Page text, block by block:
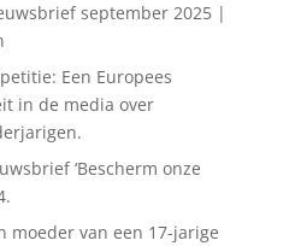
september 2025 |
Een Europees
in de media over
‘Bescherm onze
moeder van een 17-jarige